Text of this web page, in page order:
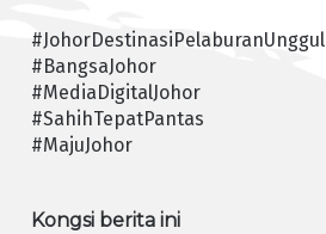
#JohorDestinasiPelaburanUnggul
#BangsaJohor
#MediaDigitalJohor
#SahihTepatPantas
#MajuJohor
Kongsi berita ini